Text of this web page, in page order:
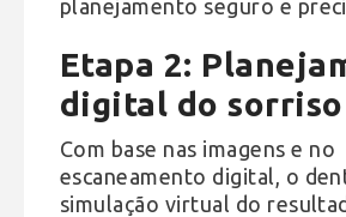
planejamento seguro e
Etapa 2:
digital do sorriso
Com base nas imagens e no
escaneamento digital, o
simulação virtual do